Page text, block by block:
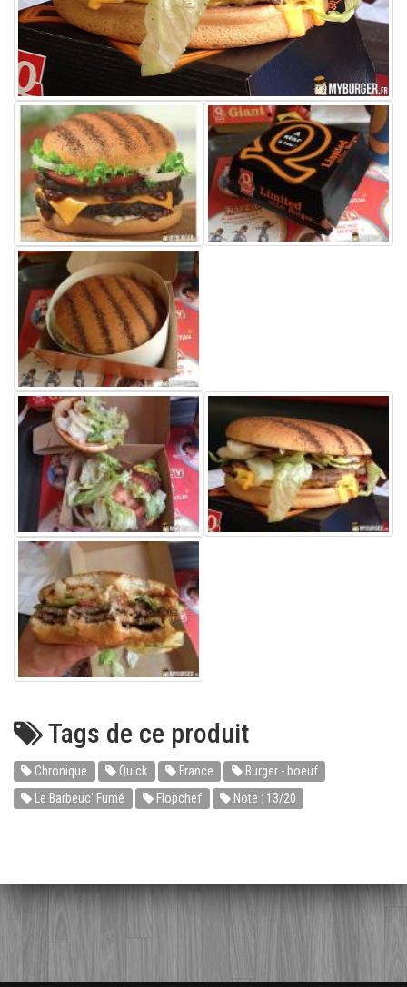
Tags de ce produit
Chronique Quick France
Burger - boeuf
Le Barbeuc' Fumé
Flopchef Note : 13/20